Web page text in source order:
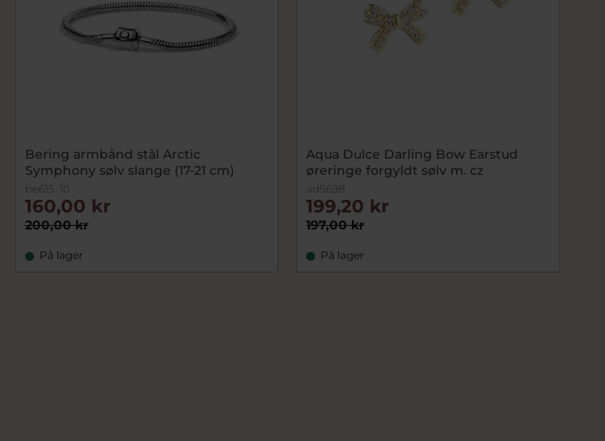
Bering armbånd stål Arctic
Symphony sølv slange (17-21 cm)
be615-10
200,00 kr
160,00 kr
På lager
Aqua Dulce Darling Bow Earstud
øreringe forgyldt sølv m. cz
ad5698
197,00 kr
199,20 kr
På lager